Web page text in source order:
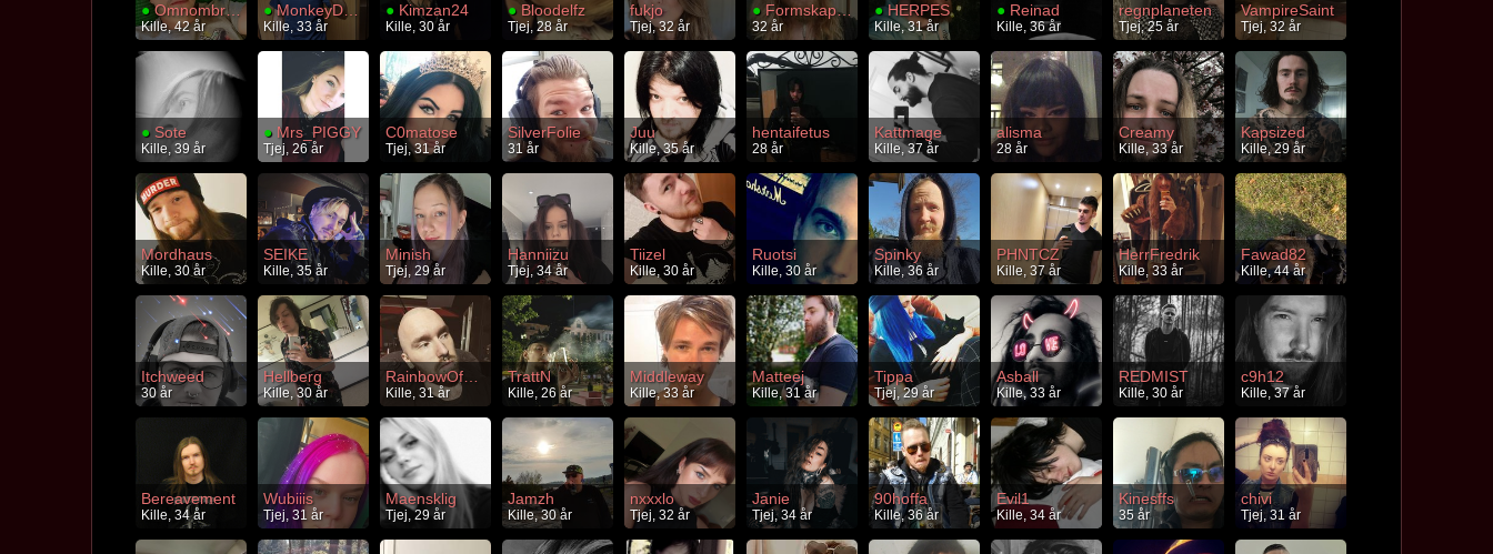
●Omnombrains
Kille, 42 år
●MonkeyDLuffy
Kille, 33 år
● Kimzan24
Kille, 30 år
● Bloodelfz
Tjej, 28 år
fukjo
Tjej, 32 år
● Formskapelse
32 år
●HERPES
Kille, 31 år
● Reinad
Kille, 36 år
regnplaneten
Tjej, 25 år
VampireSaint
Tjej, 32 år
● Sote
Kille, 39 år
●Mrs_PIGGY
Tjej, 26 år
C0matose
Tjej, 31 år
SilverFolie
31 år
Juu
Kille, 35 år
hentaifetus
28 år
Kattmage
Kille, 37 år
alisma
28 år
Creamy
Kille, 33 år
Kapsized
Kille, 29 år
Mordhaus
Kille, 30 år
SEIKE
Kille, 35 år
Minish
Tjej, 29 år
Hanniizu
Tjej, 34 år
Tiizel
Kille, 30 år
Ruotsi
Kille, 30 år
Spinky
Kille, 36 år
PHNTCZ
Kille, 37 år
HerrFredrik
Kille, 33 år
Fawad82
Kille, 44 år
Itchweed
30 år
Hellberg
Kille, 30 år Kille, 31 år
TrattN
Kille, 26 år
Middleway
Kille, 33 år
Matteej
Kille, 31 år
Tippa
Tjej, 29 år
Asball
Kille, 33 år
REDMIST
Kille, 30 år
c9h12
Kille, 37 år
Bereavement
Kille, 34 år
Wubiiis
Tjej, 31 år
Maensklig
Tjej, 29 år
Jamzh
Kille, 30 år
nxxxlo
Tjej, 32 år
Janie
Tjej, 34 år
90hoffa
Kille, 36 år
Evil1
Kille, 34 år
Kinesffs
35 år
chivi
Tjej, 31 år